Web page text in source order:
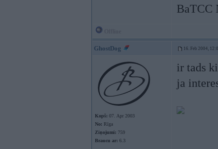
BaTCC
GhostDog 16. Feb 2004,
Kopš: 07. Apr 2003
No: Rīga
Ziņojumi: 759
Braucu ar: 6.3
ir tads
ja